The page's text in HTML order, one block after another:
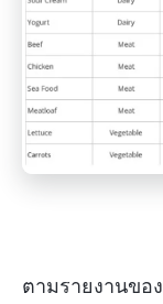
ตามรายงานของ